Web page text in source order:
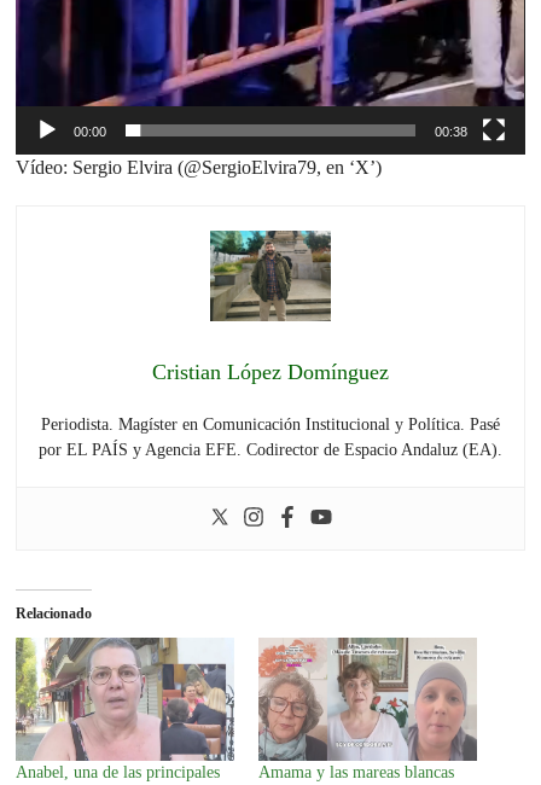
00:00 00:38
Vídeo: Sergio Elvira (@SergioElvira79, en ‘X’)
Cristian López Domínguez
Periodista. Magíster en Comunicación Institucional y Política. Pasé
por EL PAÍS y Agencia EFE. Codirector de Espacio Andaluz (EA).
Relacionado
Anabel, una de las principales
Amama y las mareas blancas